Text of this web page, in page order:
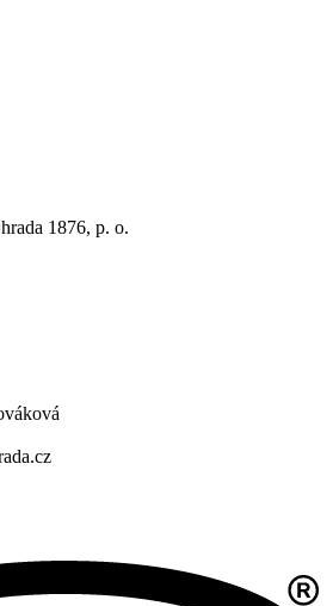
1876, p. o.